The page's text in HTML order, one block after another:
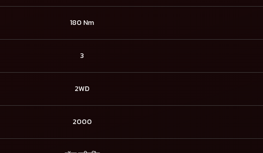
180 Nm
3
2WD
2000